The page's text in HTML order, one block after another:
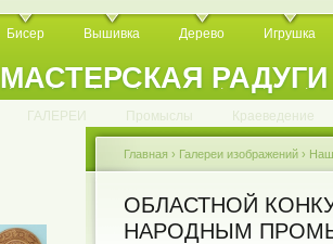
МАСТЕРСКАЯ РАДУГИ
Бисер Вышивка Дерево Игрушка
. . . . . . . .
ГАЛЕРЕИ Промыслы Краеведение
Главная › Галереи изображений ›
ОБЛАСТНОЙ
НАРОДНЫМ